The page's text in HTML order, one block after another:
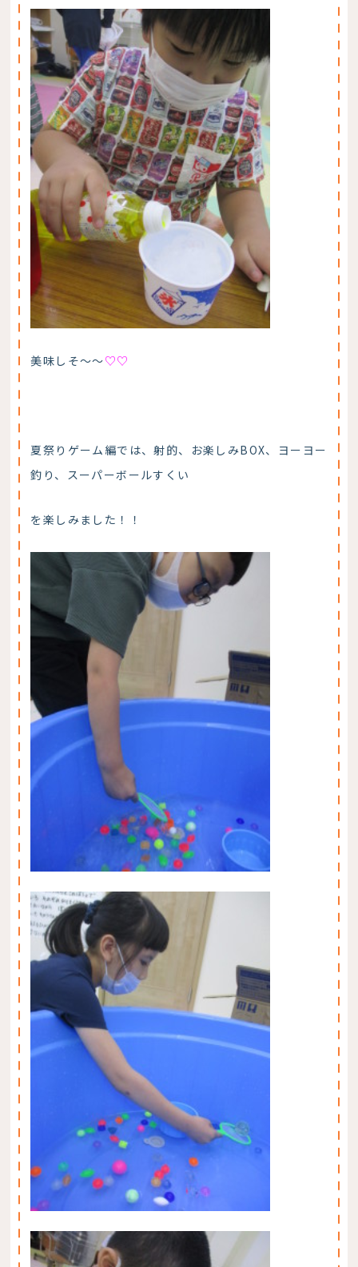
美味しそ～～♡♡
夏祭りゲーム編では、射的、お楽しみBOX、ヨーヨー
釣り、スーパーボールすくい
を楽しみました！！